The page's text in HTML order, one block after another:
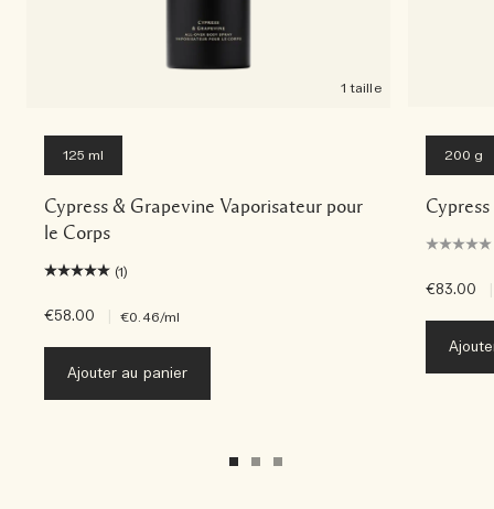
1 taille
125 ml
Cypress & Grapevine Vaporisateur pour
le Corps
(1)
€58.00 €0.46/ml
Ajouter au panier
200 g
€83.00